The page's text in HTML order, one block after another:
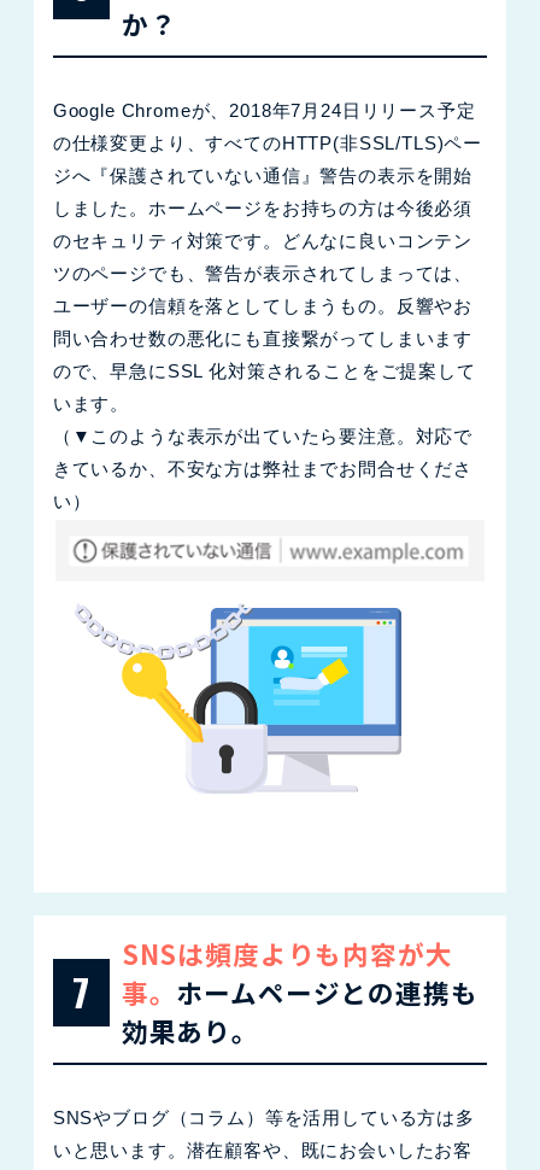
か？
Google Chromeが、2018年7月24日リリース予定
の仕様変更より、すべてのHTTP(非SSL/TLS)ペー
ジへ『保護されていない通信』警告の表示を開始
しました。ホームページをお持ちの方は今後必須
のセキュリティ対策です。どんなに良いコンテン
ツのページでも、警告が表示されてしまっては、
ユーザーの信頼を落としてしまうもの。反響やお
問い合わせ数の悪化にも直接繋がってしまいます
ので、早急にSSL 化対策されることをご提案して
います。
（▼このような表示が出ていたら要注意。対応で
きているか、不安な方は弊社までお問合せくださ
い）
7
SNSは頻度よりも内容が大
事。 ホームページとの連携も
効果あり。
SNSやブログ（コラム）等を活用している方は多
いと思います。潜在顧客や、既にお会いしたお客